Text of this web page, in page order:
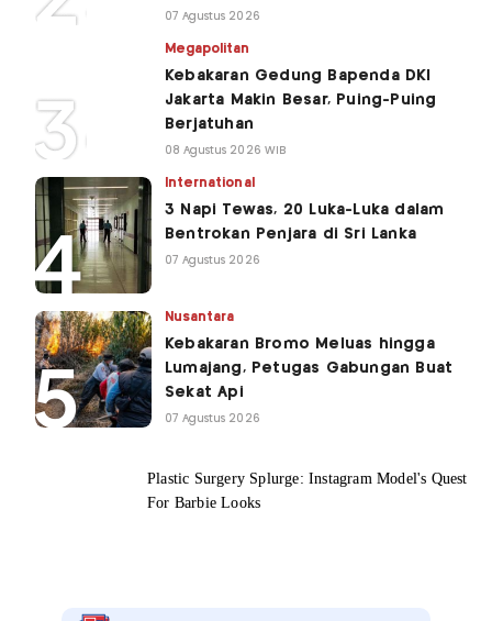
07 Agustus 2026
Megapolitan
Kebakaran Gedung Bapenda DKI
Jakarta Makin Besar, Puing-Puing
Berjatuhan
08 Agustus 2026 WIB
International
3 Napi Tewas, 20 Luka-Luka dalam
Bentrokan Penjara di Sri Lanka
07 Agustus 2026
Nusantara
Kebakaran Bromo Meluas hingga
Lumajang, Petugas Gabungan Buat
Sekat Api
07 Agustus 2026